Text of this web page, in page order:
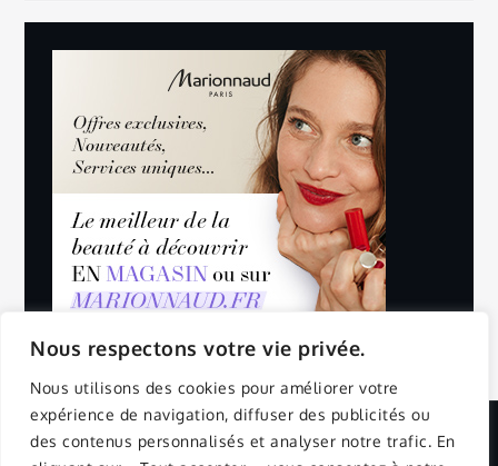
Nous respectons votre vie privée.
Nous utilisons des cookies pour améliorer votre
expérience de navigation, diffuser des publicités ou
des contenus personnalisés et analyser notre trafic. En
Copyright © 2025 | All Rights Reserved.